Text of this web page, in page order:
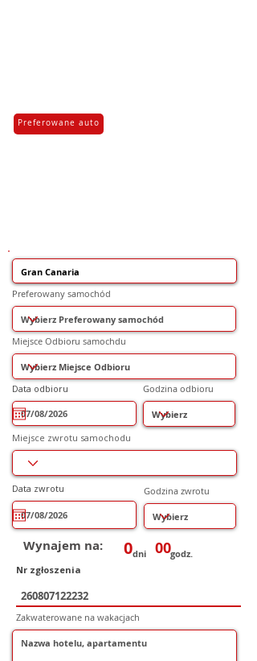
Preferowane auto
Preferowany samochód
Miejsce Odbioru samochdu
Data odbioru
q
i
r
e
d
Godzina odbioru
Miejsce zwrotu samochodu
Data zwrotu
q
r
e
d
Godzina zwrotu
Wynajem na: 0dni 00godz.
Nr zgłoszenia
Zakwaterowane na wakacjach